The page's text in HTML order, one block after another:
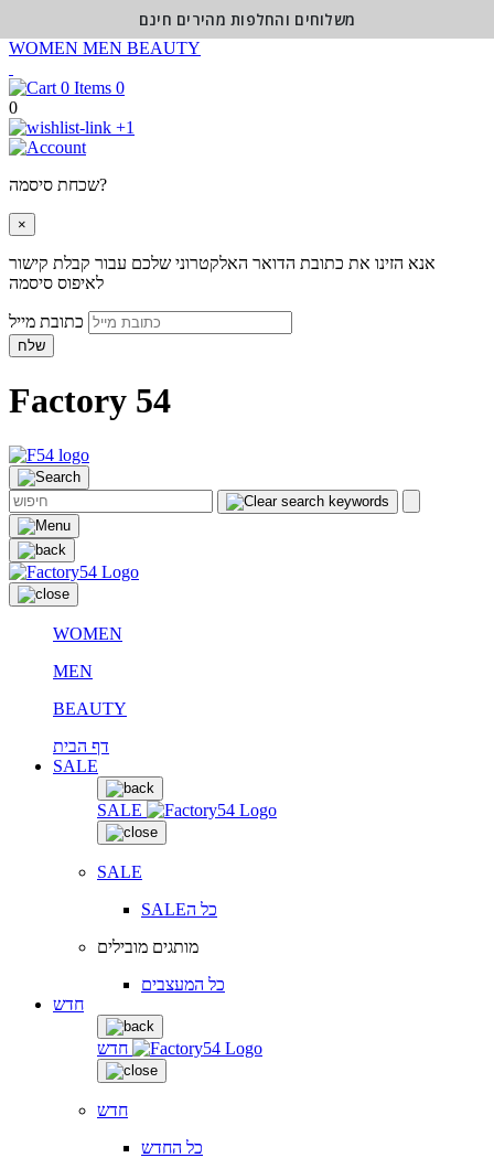
WOMEN MEN BEAUTY
0
0
+1
שכחת סיסמה?
×
אנא הזינו את כתובת הדואר האלקטרוני שלכם עבור קבלת קישור
לאיפוס סיסמה
שלח
Factory 54
WOMEN
MEN
BEAUTY
דף הבית
SALE
SALE
SALE
SALEכל ה
מותגים מובילים
כל המעצבים
חדש
חדש
חדש
כל החדש
משלוחים והחלפות מהירים חינם